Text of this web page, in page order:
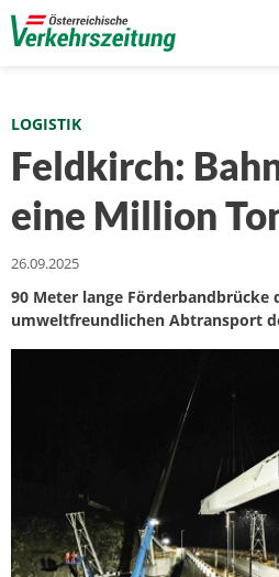
LOGISTIK
Feldkirch:
eine Million
26.09.2025
90 Meter lange Förderbandbrücke
umweltfreundlichen Abtransport